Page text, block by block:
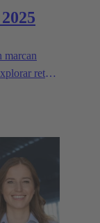
marcan
retos